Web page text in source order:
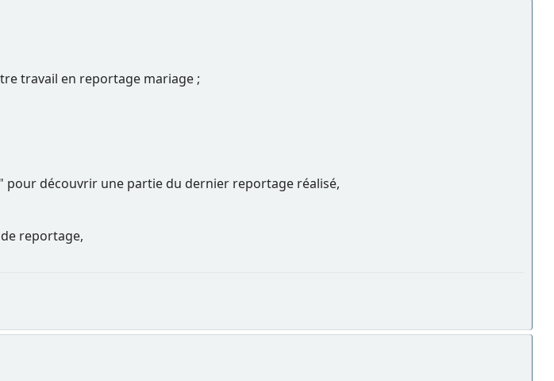
travail en reportage mariage ;
pour découvrir une partie du dernier reportage réalisé,
reportage,